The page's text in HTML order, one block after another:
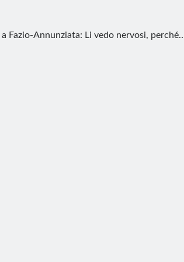
Fazio-Annunziata: Li vedo nervosi,